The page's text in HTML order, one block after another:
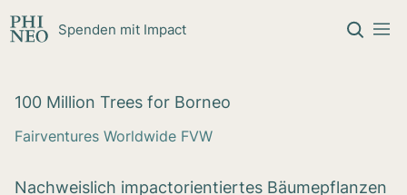
Spenden mit Impact
100 Mil­lion Trees for Bor­neo
Fairventures Worldwide FVW
Nachweislich impactorientiertes Bäumepflanzen